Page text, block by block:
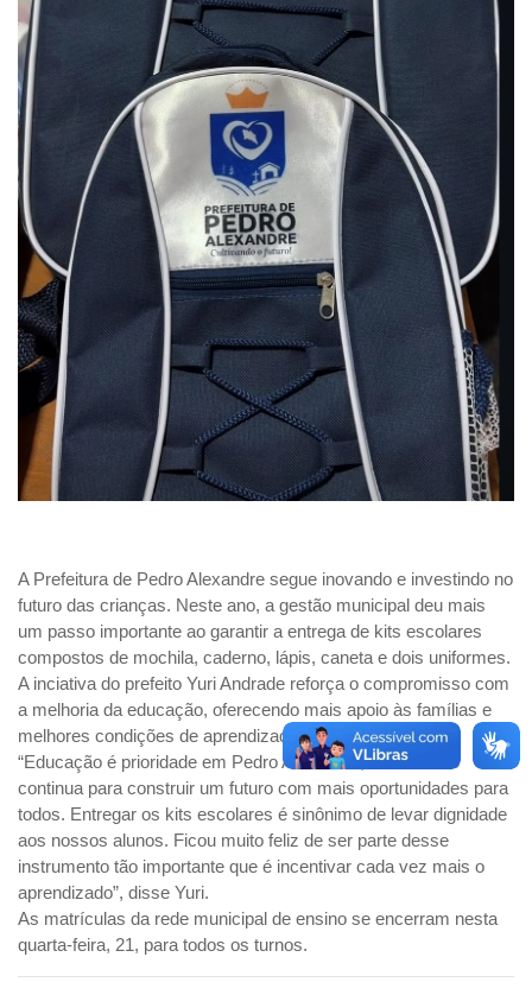
A Prefeitura de Pedro Alexandre segue inovando e investindo no
futuro das crianças. Neste ano, a gestão municipal deu mais
um passo importante ao garantir a entrega de kits escolares
compostos de mochila, caderno, lápis, caneta e dois uniformes.
A inciativa do prefeito Yuri Andrade reforça o compromisso com
a melhoria da educação, oferecendo mais apoio às famílias e
melhores condições de aprendizado aos estudantes.
“Educação é prioridade em Pedro Alexandre, e o trabalho
continua para construir um futuro com mais oportunidades para
todos. Entregar os kits escolares é sinônimo de levar dignidade
aos nossos alunos. Ficou muito feliz de ser parte desse
instrumento tão importante que é incentivar cada vez mais o
aprendizado”, disse Yuri.
As matrículas da rede municipal de ensino se encerram nesta
quarta-feira, 21, para todos os turnos.